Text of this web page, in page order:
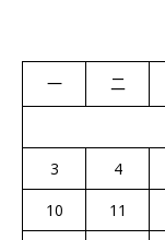
一 二
3
4
10
11